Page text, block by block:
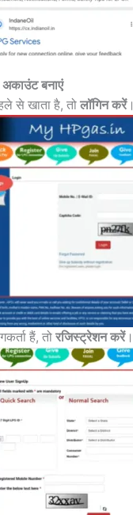
अकाउंट बनाएं
से खाता है, तो लॉगिन करें।
हैं, तो रजिस्ट्रेशन करें।